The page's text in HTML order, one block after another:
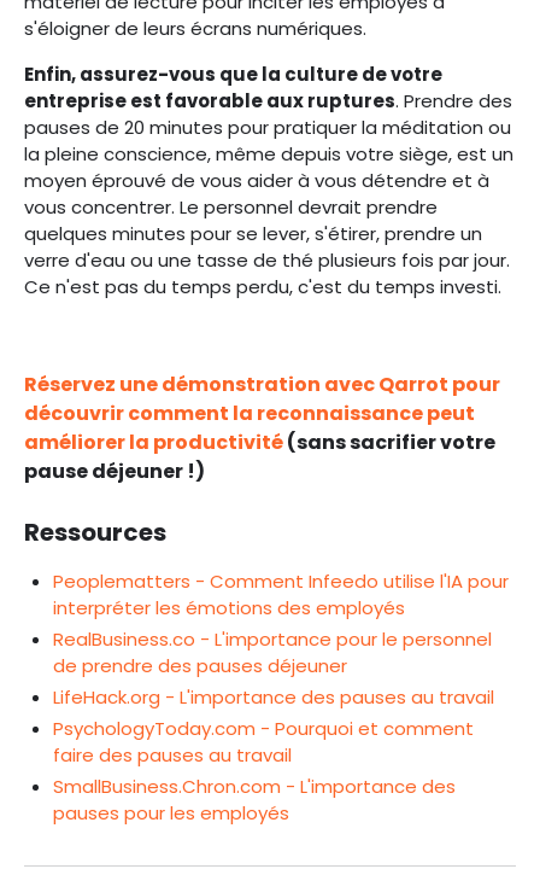
s'éloigner de leurs écrans numériques.
Enfin, assurez-vous que la culture de votre
entreprise est favorable aux ruptures. Prendre des
pauses de 20 minutes pour pratiquer la méditation ou
la pleine conscience, même depuis votre siège, est un
moyen éprouvé de vous aider à vous détendre et à
vous concentrer. Le personnel devrait prendre
quelques minutes pour se lever, s'étirer, prendre un
verre d'eau ou une tasse de thé plusieurs fois par jour.
Ce n'est pas du temps perdu, c'est du temps investi.
Réservez une démonstration avec Qarrot pour
découvrir comment la reconnaissance peut
améliorer la productivité(sans sacrifier votre
pause déjeuner !)
Ressources
Peoplematters - Comment Infeedo utilise l'IA pour
interpréter les émotions des employés
RealBusiness.co - L'importance pour le personnel
de prendre des pauses déjeuner
LifeHack.org - L'importance des pauses au travail
PsychologyToday.com - Pourquoi et comment
faire des pauses au travail
SmallBusiness.Chron.com - L'importance des
pauses pour les employés